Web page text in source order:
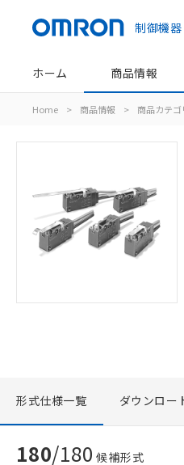
制御機器
ホーム 商品情報
Home > 商品情報 > 商品カテゴ
形式仕様一覧 ダウンロー
180/180 候補形式